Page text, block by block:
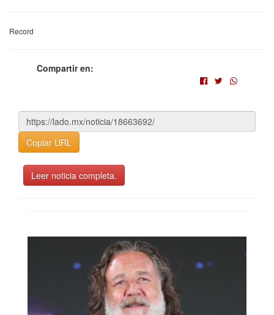
Record
Compartir en:
Copiar URL
Leer noticia completa.